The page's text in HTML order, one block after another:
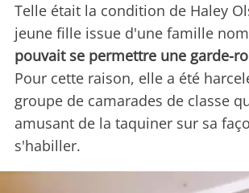
Telle était la condition de Haley
jeune fille issue d'une famille
pouvait se permettre une garde-
Pour cette raison, elle a été
groupe de camarades de classe
amusant de la taquiner sur sa
s'habiller.